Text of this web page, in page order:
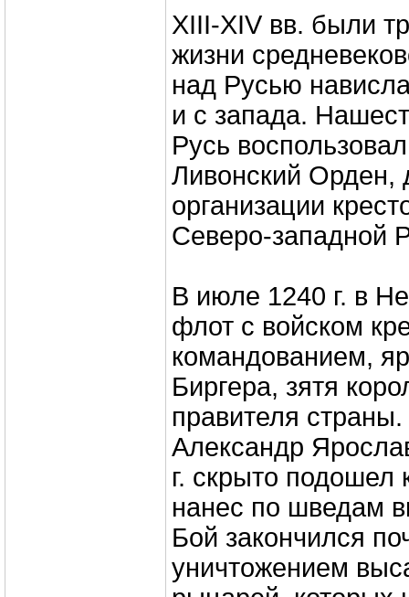
ХIII-ХIV вв. были
жизни
над Русью
и с запада.
Русь
Ливонский Орден,
организации
Северо-западной
В июле 1240 г. в
флот с войском
командованием,
Биргера, зятя
правителя
Александр
г. скрыто
нанес по шведам
Бой закончился
уничтожением